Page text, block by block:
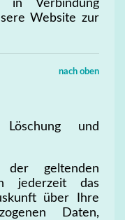
in Verbindung
Website zur
nach oben
und
geltenden
jederzeit das
über Ihre
Daten,